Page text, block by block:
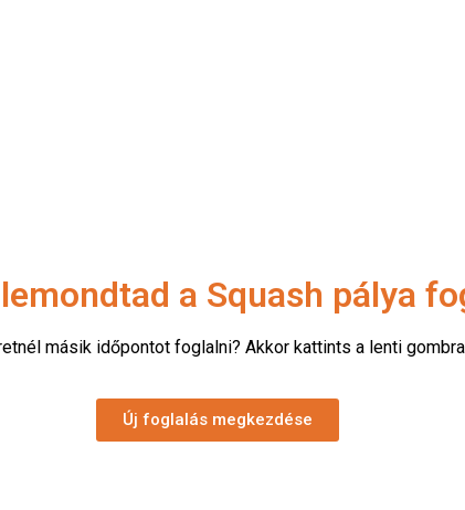
a Squash pálya
másik időpontot foglalni? Akkor kattints a lenti
Új foglalás megkezdése